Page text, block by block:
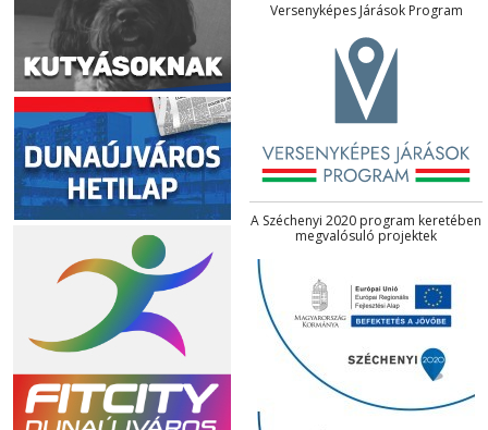
Versenyképes Járások Program
A Széchenyi 2020 program keretében
megvalósuló projektek